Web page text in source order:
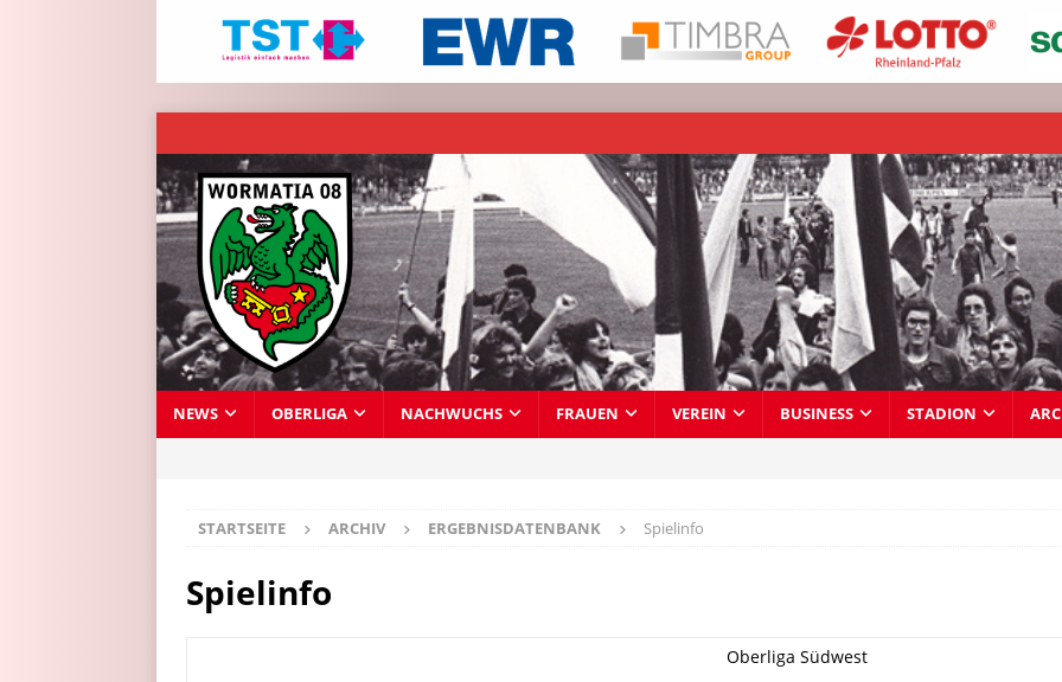
NEWS OBERLIGA NACHWUCHS FRAUEN VEREIN BUSINESS STADION
STARTSEITE ARCHIV ERGEBNISDATENBANK Spielinfo
Spielinfo
Oberliga Südwest